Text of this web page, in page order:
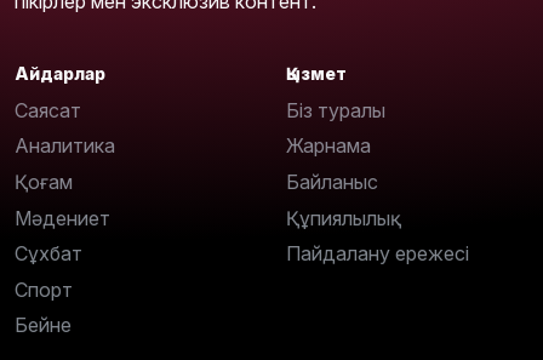
Айдарлар
Саясат
Аналитика
Қоғам
Мәдениет
Сұхбат
Спорт
Бейне
Қызмет
Біз туралы
Жарнама
Байланыс
Құпиялылық
Пайдалану ережесі